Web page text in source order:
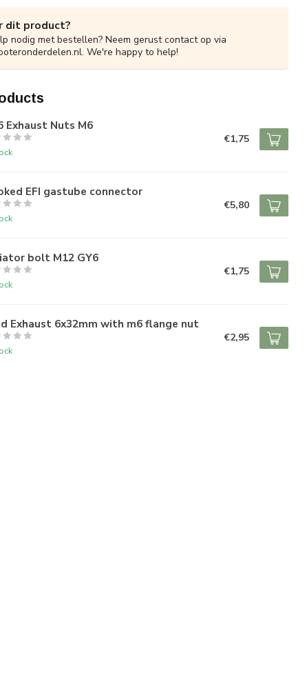
dit product?
nodig met bestellen? Neem gerust contact op via
. We're happy to help!
Exhaust Nuts M6
€1,75
EFI gastube connector
€5,80
bolt M12 GY6
€1,75
Exhaust 6x32mm with m6 flange nut
€2,95